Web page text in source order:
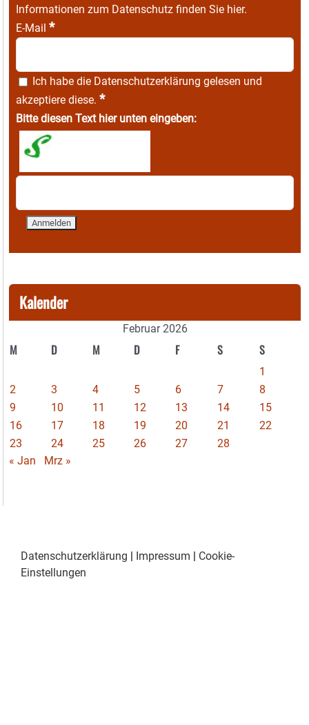
Informationen zum Datenschutz finden Sie hier.
E-Mail *
Ich habe die Datenschutzerklärung gelesen und
akzeptiere diese. *
Bitte diesen Text hier unten eingeben:
Kalender
Februar 2026
M D M D F S S
1
2
3 4 5 6 7
8
9
10 11 12 13 14
15
16
17 18 19 20 21
22
23
24 25 26 27
28
« Jan
Mrz »
Datenschutzerklärung | Impressum | Cookie-
Einstellungen